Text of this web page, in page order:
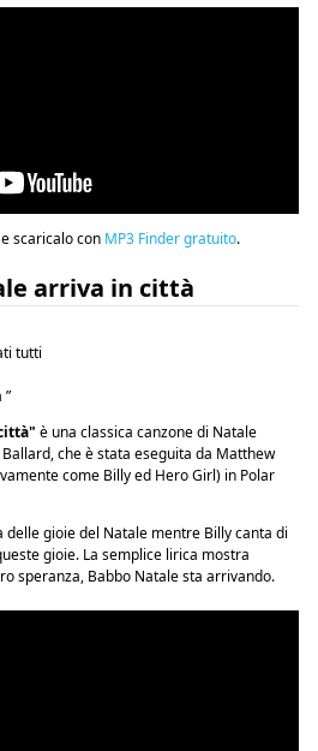
scaricalo con MP3 Finder gratuito.
arriva in città
tutti
è una classica canzone di Natale
che è stata eseguita da Matthew
come Billy ed Hero Girl) in Polar
delle gioie del Natale mentre Billy canta di
gioie. La semplice lirica mostra
speranza, Babbo Natale sta arrivando.